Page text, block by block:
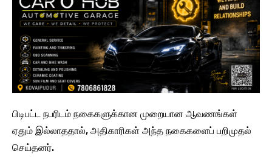
பிடிபட்ட நபரிடம் நகைகளுக்கான முறையான ஆவணங்கள்
ஏதும் இல்லாததால், அதிகாரிகள் அந்த நகைகளைப் பறிமுதல்
செய்தனர்.